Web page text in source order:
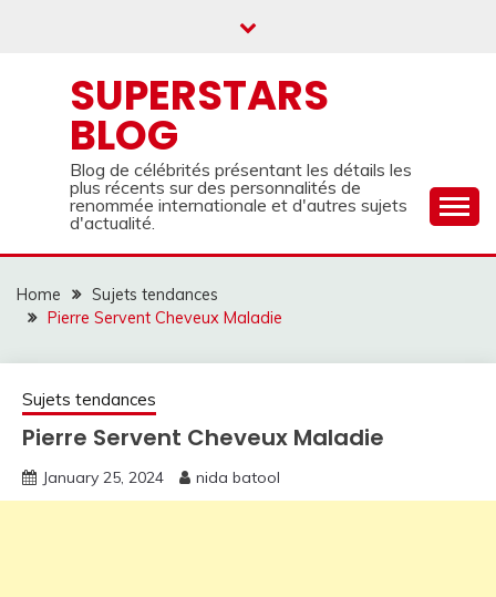
SUPERSTARS
BLOG
Blog de célébrités présentant les détails les
plus récents sur des personnalités de
renommée internationale et d'autres sujets
d'actualité.
Home
Sujets tendances
Pierre Servent Cheveux Maladie
Sujets tendances
Pierre Servent Cheveux Maladie
January 25, 2024 nida batool